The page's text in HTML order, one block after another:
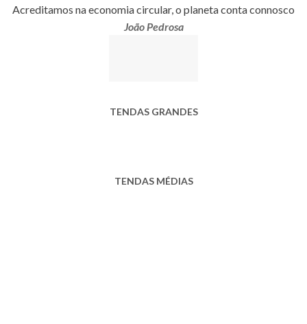
Acreditamos na economia circular, o planeta conta connosco
João Pedrosa
TENDAS GRANDES
TENDAS MÉDIAS